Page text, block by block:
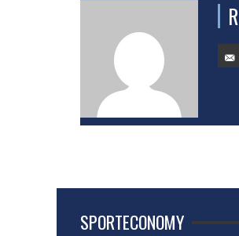
SPORTECONOMY